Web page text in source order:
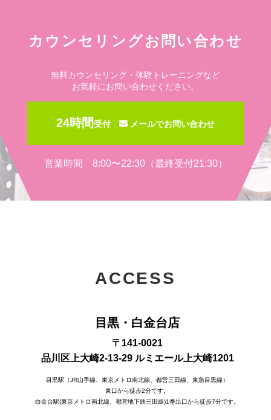
カウンセリングお問い合わせ
無料カウンセリング・体験トレーニングなど
お気軽にお問い合わせください。
24時間受付 メールでお問い合わせ
営業時間 8:00〜22:30（最終受付21:30）
ACCESS
目黒・白金台店
〒141-0021
品川区上大崎2-13-29 ルミエール上大崎1201
目黒駅（JR山手線、東京メトロ南北線、都営三田線、東急目黒線）
東口から徒歩2分です。
白金台駅(東京メトロ南北線、都営地下鉄三田線)1番出口から徒歩7分です。